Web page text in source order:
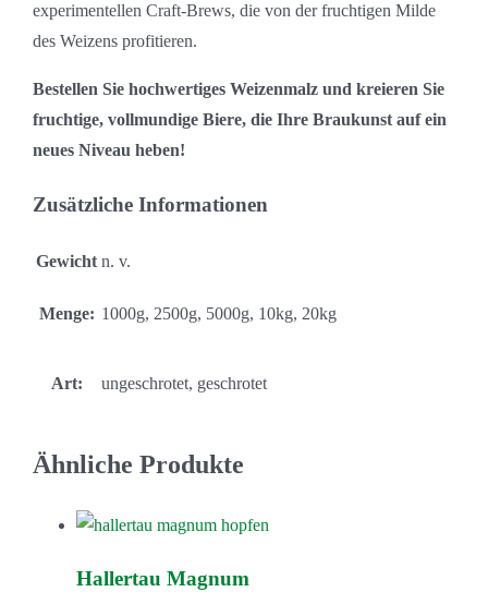
experimentellen Craft-Brews, die von der fruchtigen Milde
des Weizens profitieren.
Bestellen Sie hochwertiges Weizenmalz und kreieren Sie
fruchtige, vollmundige Biere, die Ihre Braukunst auf ein
neues Niveau heben!
Zusätzliche Informationen
Gewicht n. v.
Menge: 1000g, 2500g, 5000g, 10kg, 20kg
Art: ungeschrotet, geschrotet
Ähnliche Produkte
Hallertau Magnum